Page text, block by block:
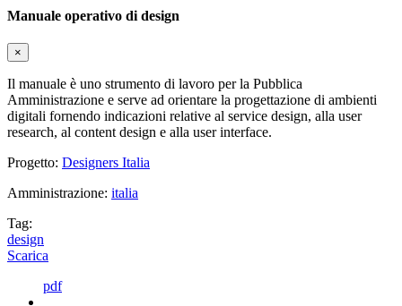
Manuale operativo di design
×
Il manuale è uno strumento di lavoro per la Pubblica
Amministrazione e serve ad orientare la progettazione di ambienti
digitali fornendo indicazioni relative al service design, alla user
research, al content design e alla user interface.
Progetto: Designers Italia
Amministrazione: italia
Tag:
design
Scarica
pdf